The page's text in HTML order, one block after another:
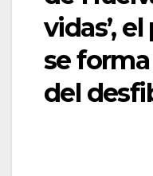
vidas’,
se
del